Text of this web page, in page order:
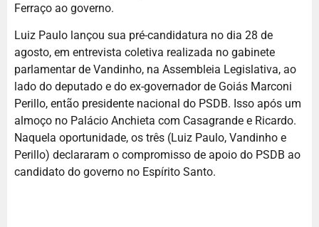
Ferraço ao governo.
Luiz Paulo lançou sua pré-candidatura no dia 28 de
agosto, em entrevista coletiva realizada no gabinete
parlamentar de Vandinho, na Assembleia Legislativa, ao
lado do deputado e do ex-governador de Goiás Marconi
Perillo, então presidente nacional do PSDB. Isso após um
almoço no Palácio Anchieta com Casagrande e Ricardo.
Naquela oportunidade, os três (Luiz Paulo, Vandinho e
Perillo) declararam o compromisso de apoio do PSDB ao
candidato do governo no Espírito Santo.